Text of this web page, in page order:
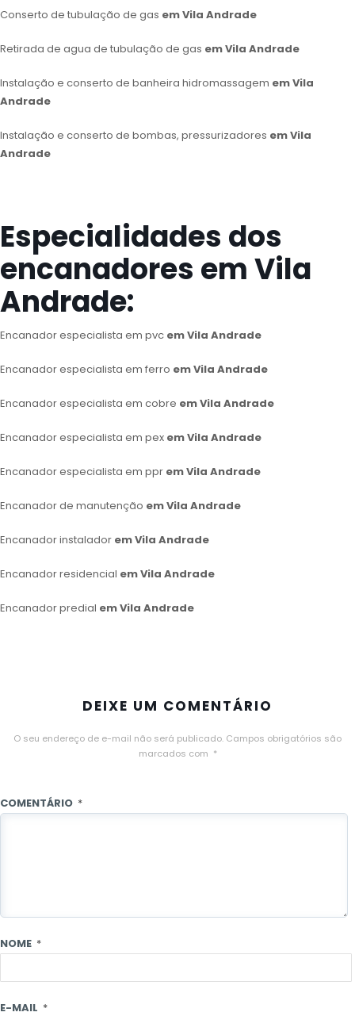
Conserto de tubulação de gas em Vila Andrade
Retirada de agua de tubulação de gas em Vila Andrade
Instalação e conserto de banheira hidromassagem em Vila
Andrade
Instalação e conserto de bombas, pressurizadores em Vila
Andrade
Especialidades dos
encanadores em Vila
Andrade:
Encanador especialista em pvc em Vila Andrade
Encanador especialista em ferro em Vila Andrade
Encanador especialista em cobre em Vila Andrade
Encanador especialista em pex em Vila Andrade
Encanador especialista em ppr em Vila Andrade
Encanador de manutenção em Vila Andrade
Encanador instalador em Vila Andrade
Encanador residencial em Vila Andrade
Encanador predial em Vila Andrade
DEIXE UM COMENTÁRIO
O seu endereço de e-mail não será publicado. Campos obrigatórios são
marcados com *
COMENTÁRIO *
NOME *
E-MAIL *